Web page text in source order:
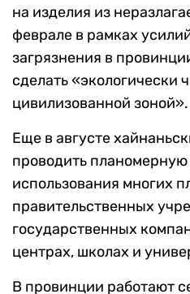
на изделия из
феврале в рамках
загрязнения в
сделать «экологически
цивилизованной зоной».
Еще в августе
проводить планомерную
использования многих
правительственных
государственных
центрах, школах и
В провинции работают